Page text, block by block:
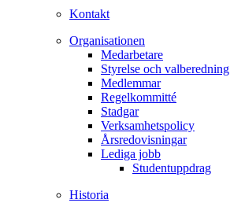
Kontakt
Organisationen
Medarbetare
Styrelse och valberedning
Medlemmar
Regelkommitté
Stadgar
Verksamhetspolicy
Årsredovisningar
Lediga jobb
Studentuppdrag
Historia